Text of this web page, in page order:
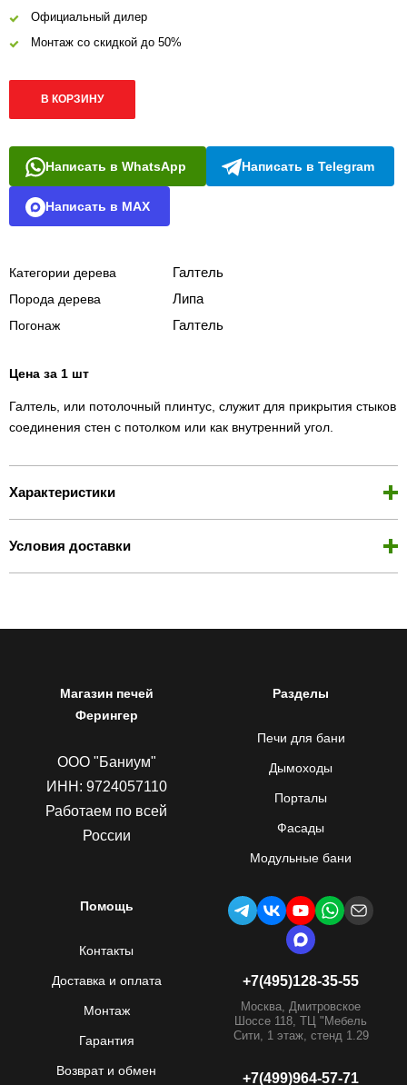
Официальный дилер
Монтаж со скидкой до 50%
В КОРЗИНУ
Написать в WhatsApp Написать в Telegram
Написать в MAX
Категории дерева Галтель
Порода дерева Липа
Погонаж Галтель
Цена за 1 шт
Галтель, или потолочный плинтус, служит для прикрытия стыков
соединения стен с потолком или как внутренний угол.
Характеристики
Условия доставки
Магазин печей
Ферингер
ООО "Баниум"
ИНН: 9724057110
Работаем по всей
России
Разделы
Печи для бани
Дымоходы
Порталы
Фасады
Модульные бани
Помощь
Контакты
Доставка и оплата
Монтаж
Гарантия
Возврат и обмен
+7(495)128-35-55
Москва, Дмитровское
Шоссе 118, ТЦ "Мебель
Сити, 1 этаж, стенд 1.29
+7(499)964-57-71